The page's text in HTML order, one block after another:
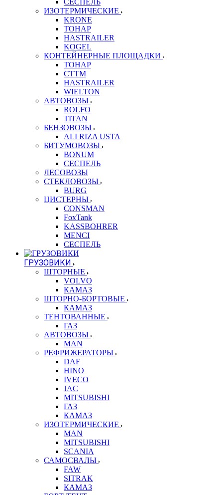
СЕСПЕЛЬ
ИЗОТЕРМИЧЕСКИЕ
KRONE
ТОНАР
HASTRAILER
KOGEL
КОНТЕЙНЕРНЫЕ ПЛОЩАДКИ
ТОНАР
CTTM
HASTRAILER
WIELTON
АВТОВОЗЫ
ROLFO
TITAN
БЕНЗОВОЗЫ
ALI RIZA USTA
БИТУМОВОЗЫ
BONUM
СЕСПЕЛЬ
ЛЕСОВОЗЫ
СТЕКЛОВОЗЫ
BURG
ЦИСТЕРНЫ
CONSMAN
FoxTank
KASSBOHRER
MENCI
СЕСПЕЛЬ
ГРУЗОВИКИ
ШТОРНЫЕ
VOLVO
КАМАЗ
ШТОРНО-БОРТОВЫЕ
КАМАЗ
ТЕНТОВАННЫЕ
ГАЗ
АВТОВОЗЫ
MAN
РЕФРИЖЕРАТОРЫ
DAF
HINO
IVECO
JAC
MITSUBISHI
ГАЗ
КАМАЗ
ИЗОТЕРМИЧЕСКИЕ
MAN
MITSUBISHI
SCANIA
САМОСВАЛЫ
FAW
SITRAK
КАМАЗ